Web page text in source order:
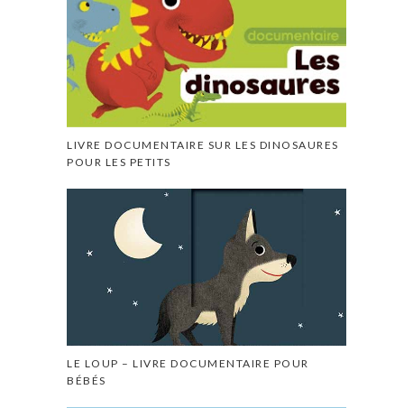
LIVRE DOCUMENTAIRE SUR LES DINOSAURES
POUR LES PETITS
LE LOUP – LIVRE DOCUMENTAIRE POUR
BÉBÉS